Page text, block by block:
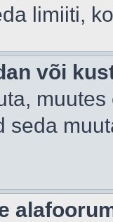
limiiti,
või
seda